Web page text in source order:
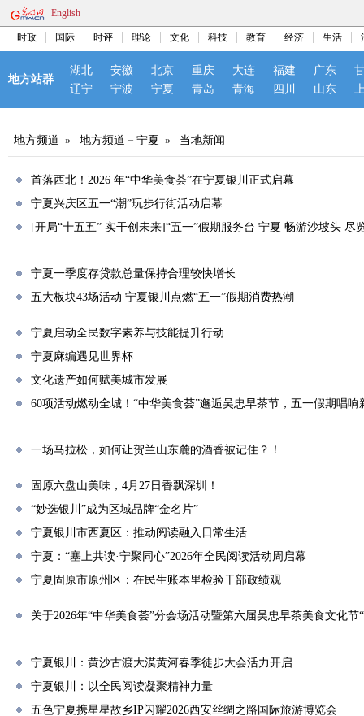
English
时政 国际 时评 理论 文化 科技 教育 经济 生活
地方站群
湖北 安徽 北京 重庆 大连 福建 广东
辽宁
宁波 宁夏 青岛 青海 四川 山东
地方频道 » 地方频道－宁夏 » 当地新闻
首落西北！2026 年“中华美食荟”在宁夏银川正式启幕
宁夏兴庆区五一“潮”玩步行街活动启幕
[开局“十五五” 实干创未来]“五一”假期服务台 宁夏 畅游沙坡头 尽
宁夏一季度存贷款总量保持合理较快增长
五大板块43场活动 宁夏银川点燃“五一”假期消费热潮
宁夏启动全民数字素养与技能提升行动
宁夏麻编遇见世界杯
文化遗产如何赋美城市发展
60项活动燃动全城！“中华美食荟”邂逅吴忠早茶节，五一假期唱响
一场马拉松，如何让贺兰山东麓的酒香被记住？！
固原六盘山美味，4月27日香飘深圳！
“妙选银川”成为区域品牌“金名片”
宁夏银川市西夏区：推动阅读融入日常生活
宁夏：“塞上共读·宁聚同心”2026年全民阅读活动周启幕
宁夏固原市原州区：在民生账本里检验干部政绩观
关于2026年“中华美食荟”分会场活动暨第六届吴忠早茶美食文化节
宁夏银川：黄沙古渡大漠黄河春季徒步大会活力开启
宁夏银川：以全民阅读凝聚精神力量
五色宁夏携星星故乡IP闪耀2026西安丝绸之路国际旅游博览会